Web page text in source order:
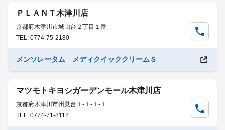
ＰＬＡＮＴ木津川店
京都府木津川市城山台２丁目１番
TEL: 0774-75-2180
メンソレータム メディクイッククリームＳ
マツモトキヨシガーデンモール木津川店
京都府木津川市州見台１-１-１-１
TEL: 0774-71-8112